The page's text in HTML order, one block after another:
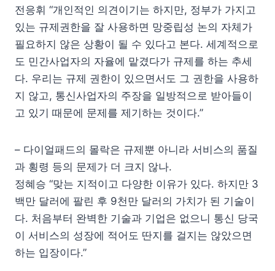
전응휘 “개인적인 의견이기는 하지만, 정부가 가지고
있는 규제권한을 잘 사용하면 망중립성 논의 자체가
필요하지 않은 상황이 될 수 있다고 본다. 세계적으로
도 민간사업자의 자율에 맡겼다가 규제를 하는 추세
다. 우리는 규제 권한이 있으면서도 그 권한을 사용하
지 않고, 통신사업자의 주장을 일방적으로 받아들이
고 있기 때문에 문제를 제기하는 것이다.”
– 다이얼패드의 몰락은 규제뿐 아니라 서비스의 품질
과 횡령 등의 문제가 더 크지 않나.
정혜승 “맞는 지적이고 다양한 이유가 있다. 하지만 3
백만 달러에 팔린 후 9천만 달러의 가치가 된 기술이
다. 처음부터 완벽한 기술과 기업은 없으니 통신 당국
이 서비스의 성장에 적어도 딴지를 걸지는 않았으면
하는 입장이다.”